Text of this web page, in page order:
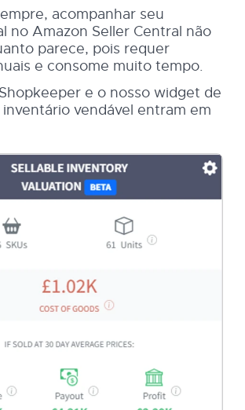
acompanhar seu
no Amazon Seller Central não
parece, pois requer
e consome muito tempo.
e o nosso widget de
inventário vendável entram em